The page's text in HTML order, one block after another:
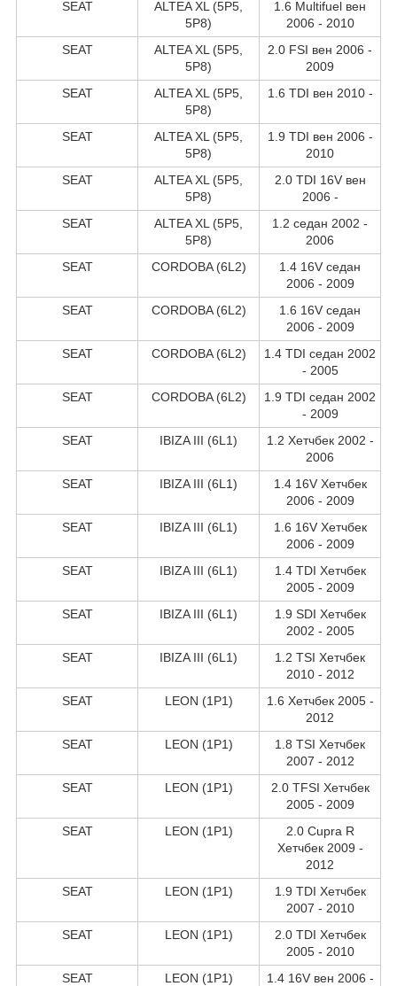
SEAT
ALTEA XL (5P5,
5P8)
1.6 Multifuel вен
2006 - 2010
SEAT
ALTEA XL (5P5,
5P8)
2.0 FSI вен 2006 -
2009
SEAT
ALTEA XL (5P5,
5P8)
1.6 TDI вен 2010 -
SEAT
ALTEA XL (5P5,
5P8)
1.9 TDI вен 2006 -
2010
SEAT
ALTEA XL (5P5,
5P8)
2.0 TDI 16V вен
2006 -
SEAT
ALTEA XL (5P5,
5P8)
1.2 седан 2002 -
2006
SEAT
CORDOBA (6L2)
1.4 16V седан
2006 - 2009
SEAT
CORDOBA (6L2)
1.6 16V седан
2006 - 2009
SEAT
CORDOBA (6L2)
1.4 TDI седан 2002
- 2005
SEAT
CORDOBA (6L2)
1.9 TDI седан 2002
- 2009
SEAT
IBIZA III (6L1)
1.2 Хетчбек 2002 -
2006
SEAT
IBIZA III (6L1)
1.4 16V Хетчбек
2006 - 2009
SEAT
IBIZA III (6L1)
1.6 16V Хетчбек
2006 - 2009
SEAT
IBIZA III (6L1)
1.4 TDI Хетчбек
2005 - 2009
SEAT
IBIZA III (6L1)
1.9 SDI Хетчбек
2002 - 2005
SEAT
IBIZA III (6L1)
1.2 TSI Хетчбек
2010 - 2012
SEAT
LEON (1P1)
1.6 Хетчбек 2005 -
2012
SEAT
LEON (1P1)
1.8 TSI Хетчбек
2007 - 2012
SEAT
LEON (1P1)
2.0 TFSI Хетчбек
2005 - 2009
SEAT
LEON (1P1)
2.0 Cupra R
Хетчбек 2009 -
2012
SEAT
LEON (1P1)
1.9 TDI Хетчбек
2007 - 2010
SEAT
LEON (1P1)
2.0 TDI Хетчбек
2005 - 2010
SEAT
LEON (1P1)
1.4 16V вен 2006 -